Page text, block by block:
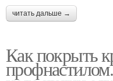
читать дальше →
Как покрыть